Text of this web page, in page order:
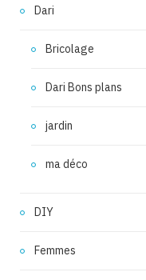
Dari
Bricolage
Dari Bons plans
jardin
ma déco
DIY
Femmes